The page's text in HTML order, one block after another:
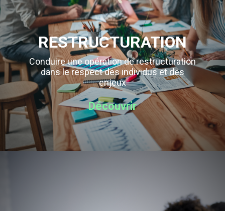
RESTRUCTURATION
Conduire une opération de restructuration
dans le respect des individus et des
enjeux
Découvrir